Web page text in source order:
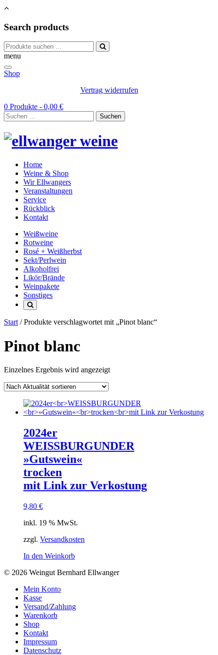
Search products
Suchen
nach:
menu
Shop
Vertrag widerrufen
0 Produkte - 0,00 €
Suchen
nach:
Home
Weine & Shop
Wir Ellwangers
Veranstaltungen
Service
Rückblick
Kontakt
Weißweine
Rotweine
Rosé + Weißherbst
Sekt/Perlwein
Alkoholfrei
Likör/Brände
Weinpakete
Sonstiges
Start / Produkte verschlagwortet mit „Pinot blanc“
Pinot blanc
Einzelnes Ergebnis wird angezeigt
2024er
WEISSBURGUNDER
»Gutswein«
trocken
mit Link zur Verkostung
9,80 €
inkl. 19 % MwSt.
zzgl. Versandkosten
In den Weinkorb
© 2026 Weingut Bernhard Ellwanger
Mein Konto
Kasse
Versand/Zahlung
Warenkorb
Shop
Kontakt
Impressum
Datenschutz